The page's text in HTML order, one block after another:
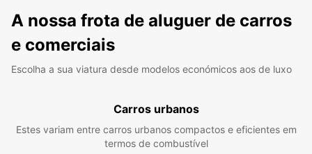
A nossa frota de aluguer de carros
e comerciais
Escolha a sua viatura desde modelos económicos aos de luxo
Carros urbanos
Estes variam entre carros urbanos compactos e eficientes em
termos de combustível